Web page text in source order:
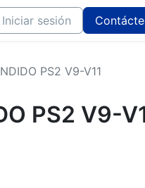
Iniciar sesión
PS2 V9-V11
PS2 V9-